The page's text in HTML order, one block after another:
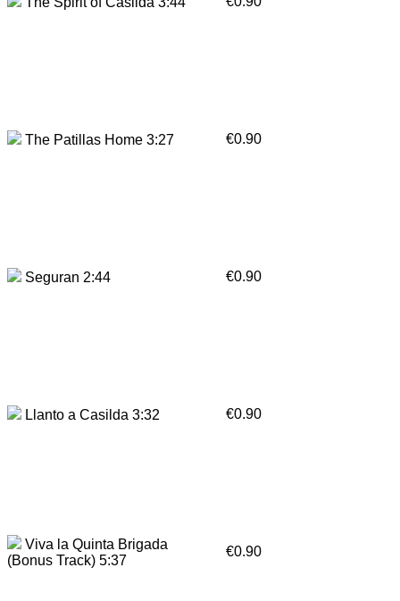
The Patillas Home 3:27 €0.90
Seguran 2:44 €0.90
Llanto a Casilda 3:32 €0.90
Viva la Quinta Brigada
(Bonus Track) 5:37
€0.90